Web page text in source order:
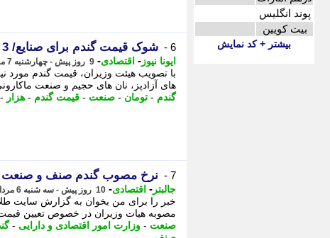
پوند انگلیس
بیت کویین
بیشتر + کد نمایش 6 - شوک قیمت گندم برای صنایع/ 3 گروه تخفیف گرفتند
ایونا نیوز - اقتصادی- 9 روز پیش - چهارشنبه 7 مرداد 1405، 14:26
های آزادپز، نان های حجیم و صنعت
گندم - تومان - صنعت - قیمت گندم - هزار -
7 - نرخ مصوب گندم صنف و صنعت
جالبتر - اقتصادی- 10 روز پیش - سه شنبه 6 مرداد 1405، 16:37
مصوبه هیات وزیران در خصوص تعیین قیمت گندم صنف
صنعت - وزارت امور اقتصادی و دارایی -